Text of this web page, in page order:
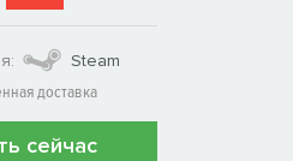
Steam
доставка
сейчас